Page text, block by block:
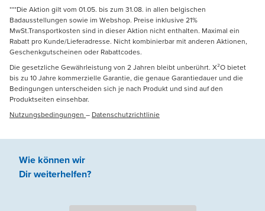
***Die Aktion gilt vom 01.05. bis zum 31.08. in allen belgischen
Badausstellungen sowie im Webshop. Preise inklusive 21%
MwSt.Transportkosten sind in dieser Aktion nicht enthalten. Maximal ein
Rabatt pro Kunde/Lieferadresse. Nicht kombinierbar mit anderen Aktionen,
Geschenkgutscheinen oder Rabattcodes.
Die gesetzliche Gewährleistung von 2 Jahren bleibt unberührt. X²O bietet
bis zu 10 Jahre kommerzielle Garantie, die genaue Garantiedauer und die
Bedingungen unterscheiden sich je nach Produkt und sind auf den
Produktseiten einsehbar.
Nutzungsbedingungen – Datenschutzrichtlinie
Wie können wir
Dir weiterhelfen?